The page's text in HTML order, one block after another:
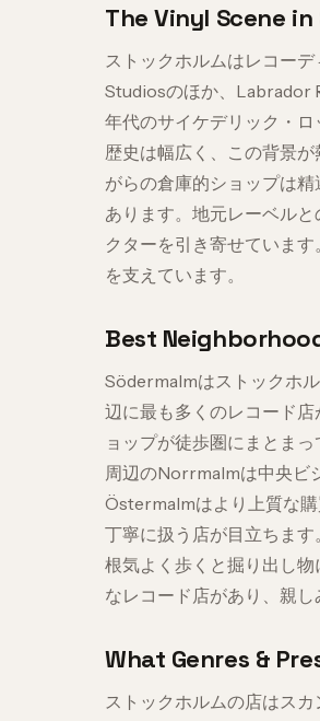
The Vinyl Scene
ストックホルムはレコー
Studiosのほか、Labrador
年代のサイケデリック・
歴史は幅広く、この背景
がらの倉庫的ショップは
あります。地元レーベル
クターを引き寄せていま
を支えています。
Best
Södermalmはストックホ
辺に最も多くのレコード
ョップが徒歩圏にまとま
周辺のNorrmalmは中央ビ
Östermalmはより上質な
丁寧に扱う店が目立ちます
根気よく歩くと掘り出し
なレコード店があり、親し
What Genres &
ストックホルムの店はス